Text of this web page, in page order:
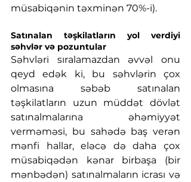
müsabiqənin təxminən 70%-i).
Satınalan təşkilatların yol verdiyi
səhvlər və pozuntular
Səhvləri sıralamazdan əvvəl onu
qeyd edək ki, bu səhvlərin çox
olmasına səbəb satınalan
təşkilatların uzun müddət dövlət
satınalmalarına əhəmiyyət
verməməsi, bu sahədə baş verən
mənfi hallar, eləcə də daha çox
müsabiqədən kənar birbaşa (bir
mənbədən) satınalmaların icrası və